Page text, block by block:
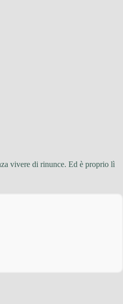
vivere di rinunce. Ed è proprio lì